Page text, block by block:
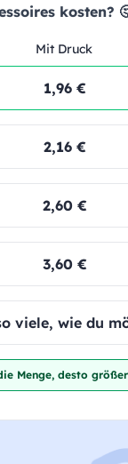
kosten?
Mit Druck
1,96 €
2,16 €
2,60 €
3,60 €
viele, wie du
Menge, desto